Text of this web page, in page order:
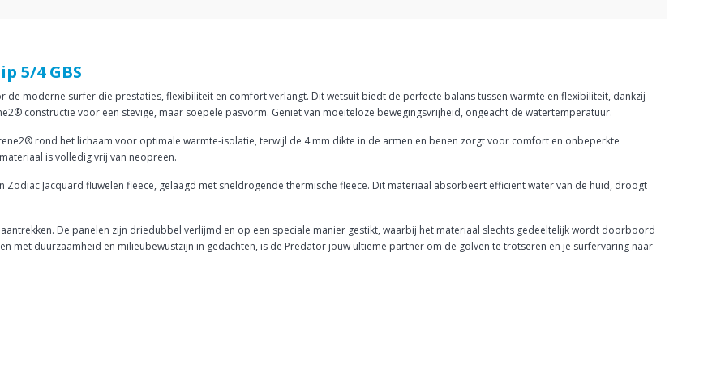
5/4 GBS
moderne surfer die prestaties, flexibiliteit en comfort verlangt. Dit wetsuit biedt de perfecte balans tussen warmte en flexibiliteit, dankzij
constructie voor een stevige, maar soepele pasvorm. Geniet van moeiteloze bewegingsvrijheid, ongeacht de watertemperatuur.
rond het lichaam voor optimale warmte-isolatie, terwijl de 4 mm dikte in de armen en benen zorgt voor comfort en onbeperkte
is volledig vrij van neopreen.
Jacquard fluwelen fleece, gelaagd met sneldrogende thermische fleece. Dit materiaal absorbeert efficiënt water van de huid, droogt
De panelen zijn driedubbel verlijmd en op een speciale manier gestikt, waarbij het materiaal slechts gedeeltelijk wordt doorboord
met duurzaamheid en milieubewustzijn in gedachten, is de Predator jouw ultieme partner om de golven te trotseren en je surfervaring naar